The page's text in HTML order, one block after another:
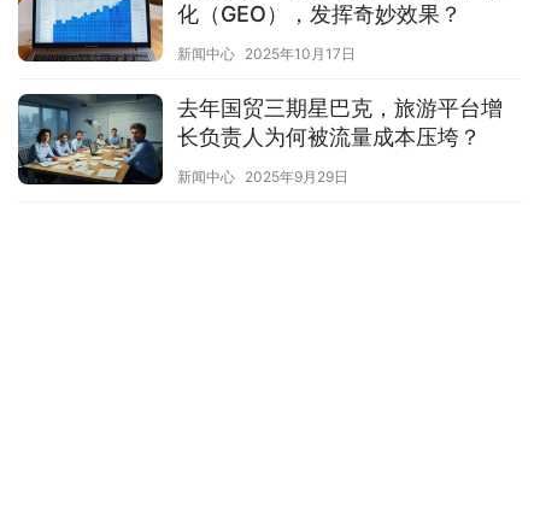
化（GEO），发挥奇妙效果？
新闻中心 2025年10月17日
去年国贸三期星巴克，旅游平台增
长负责人为何被流量成本压垮？
新闻中心 2025年9月29日